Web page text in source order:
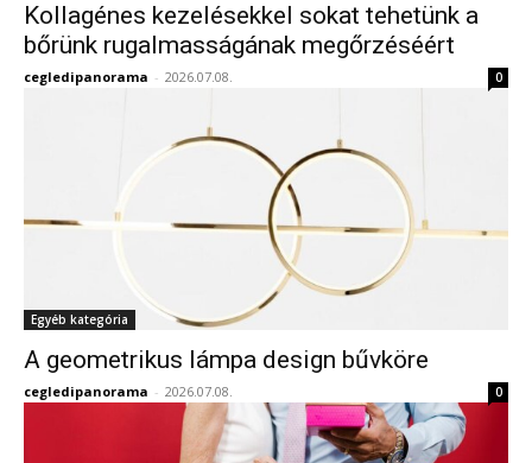
Kollagénes kezelésekkel sokat tehetünk a
bőrünk rugalmasságának megőrzéséért
cegledipanorama - 2026.07.08. 0
Egyéb kategória
A geometrikus lámpa design bűvköre
cegledipanorama - 2026.07.08. 0